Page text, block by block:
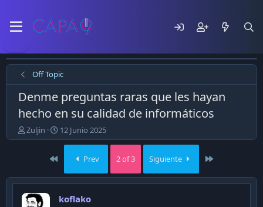
Off Topic
Denme preguntas raras que les hayan
hecho en su calidad de informáticos
E
m
ó
e
l
Zuljin
F
e
d
p
12 Junio 2025
First Prev 2 of 3 Siguiente
koflako